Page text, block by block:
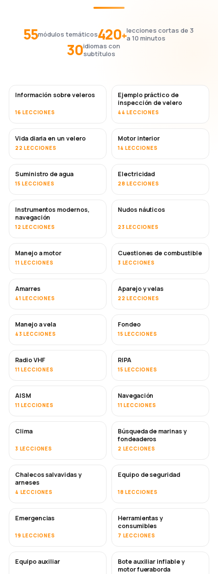
55módulos temáticos420+lecciones cortas de 3
a 10 minutos
30idiomas con
subtítulos
Información sobre veleros
16 LECCIONES
Ejemplo práctico de
inspección de velero
44 LECCIONES
Vida diaria en un velero
22 LECCIONES
Motor interior
14 LECCIONES
Suministro de agua
15 LECCIONES
Electricidad
28 LECCIONES
Instrumentos modernos,
navegación
12 LECCIONES
Nudos náuticos
23 LECCIONES
Manejo a motor
11 LECCIONES
Cuestiones de combustible
3 LECCIONES
Amarres
41 LECCIONES
Aparejo y velas
22 LECCIONES
Manejo a vela
43 LECCIONES
Fondeo
15 LECCIONES
Radio VHF
11 LECCIONES
RIPA
15 LECCIONES
AISM
11 LECCIONES
Navegación
11 LECCIONES
Clima
3 LECCIONES
Búsqueda de marinas y
fondeaderos
2 LECCIONES
Chalecos salvavidas y
arneses
4 LECCIONES
Equipo de seguridad
18 LECCIONES
Emergencias
19 LECCIONES
Herramientas y
consumibles
7 LECCIONES
Equipo auxiliar
Bote auxiliar inflable y
motor fueraborda